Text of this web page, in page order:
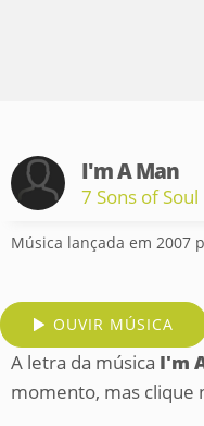
I'm A Man
7 Sons of Soul
Música lançada em 2007
OUVIR MÚSICA
A letra da música I'm
momento, mas clique